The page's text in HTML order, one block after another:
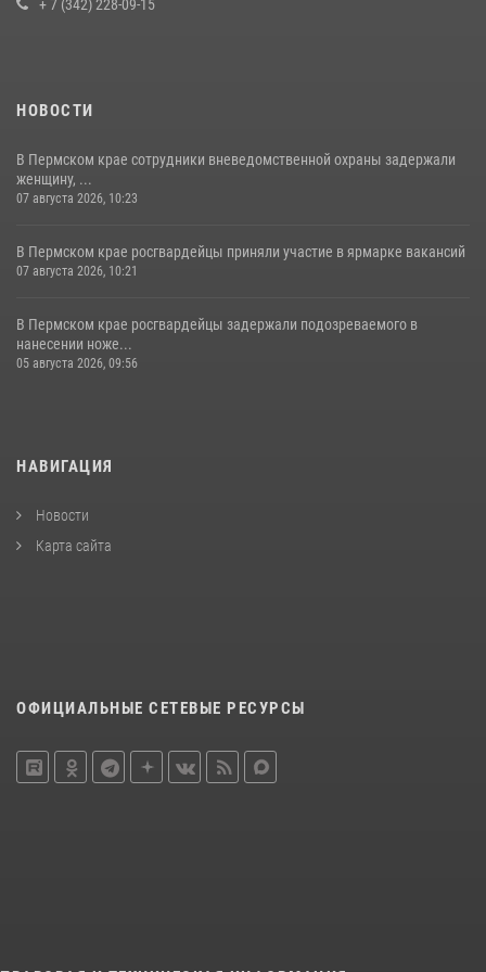
+ 7 (342) 228-09-15
НОВОСТИ
В Пермском крае сотрудники вневедомственной охраны задержали
женщину, ...
07 августа 2026, 10:23
В Пермском крае росгвардейцы приняли участие в ярмарке вакансий
07 августа 2026, 10:21
В Пермском крае росгвардейцы задержали подозреваемого в
нанесении ноже...
05 августа 2026, 09:56
НАВИГАЦИЯ
Новости
Карта сайта
ОФИЦИАЛЬНЫЕ СЕТЕВЫЕ РЕСУРСЫ